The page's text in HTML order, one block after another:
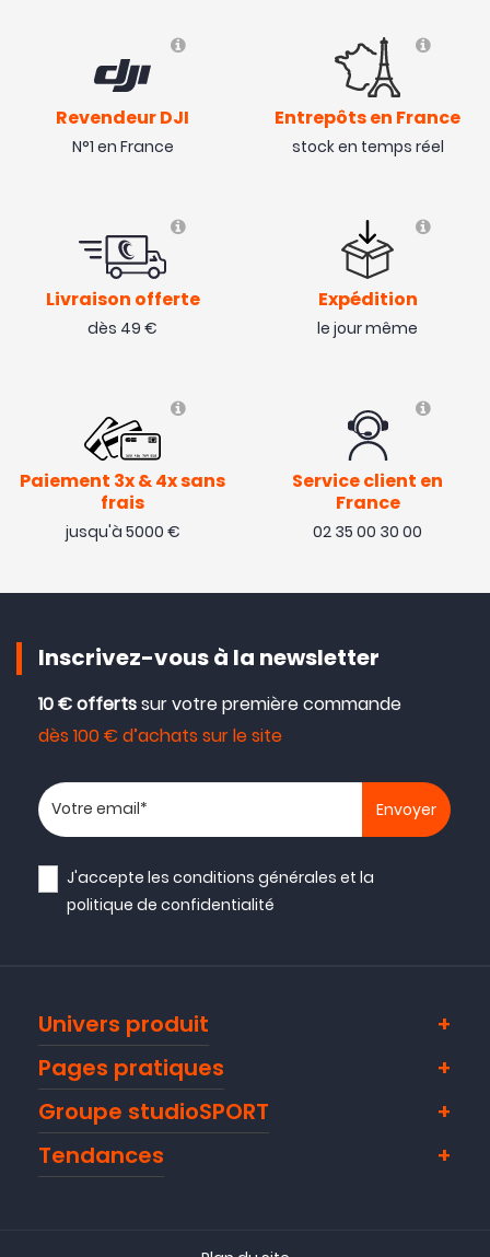
Revendeur DJI
N°1 en France
Entrepôts en France
stock en temps réel
Livraison offerte
dès 49 €
Expédition
le jour même
Paiement 3x & 4x sans
frais
jusqu'à 5000 €
Service client en
France
02 35 00 30 00
Inscrivez-vous à la newsletter
10 € offertssur votre première commande
dès 100 € d’achats sur le site
Votre adresse email
J'accepte lesconditions générales et la
politique de confidentialité
Univers produit
Pages pratiques
Groupe studioSPORT
Tendances